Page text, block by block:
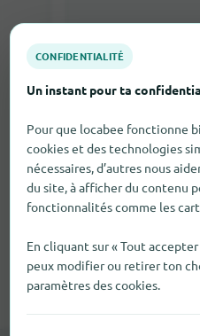
Si tu écris un
mail te sera envoyé dans
Ce n'est qu'après avoir
commentaire sera visible
CONFIDENTIALITÉ
Un instant pour ta
Pour que locabee fonctionne
cookies et des technologies
nécessaires, d’autres nous
du site, à afficher du contenu
fonctionnalités comme les
En cliquant sur « Tout
peux modifier ou retirer ton
paramètres des cookies.